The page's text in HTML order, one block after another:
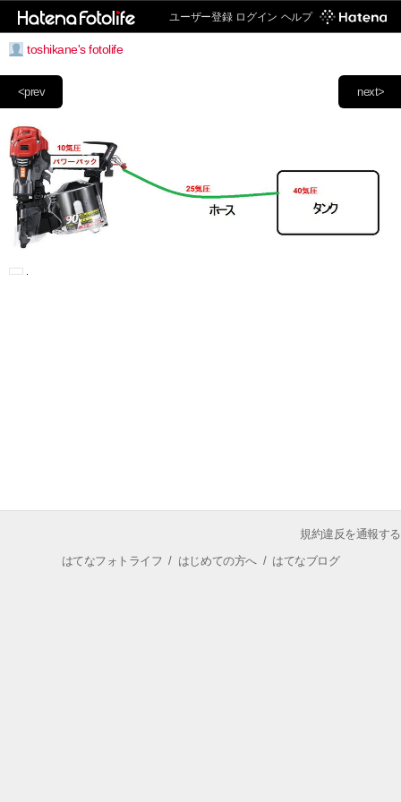
ユーザー登録 ログイン ヘルプ
toshikane's fotolife
next>
<prev
規約違反を通報する
はてなフォトライフ / はじめての方へ/ はてなブログ